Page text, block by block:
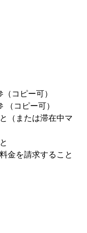
コピー可）
コピー可）
（または滞在中マ
金を請求すること